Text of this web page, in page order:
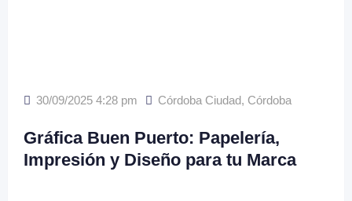
30/09/2025 4:28 pm Córdoba Ciudad, Córdoba
Gráfica Buen Puerto: Papelería,
Impresión y Diseño para tu Marca